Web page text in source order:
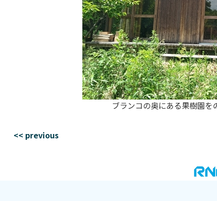
ブランコの奥にある果樹園
<< previous